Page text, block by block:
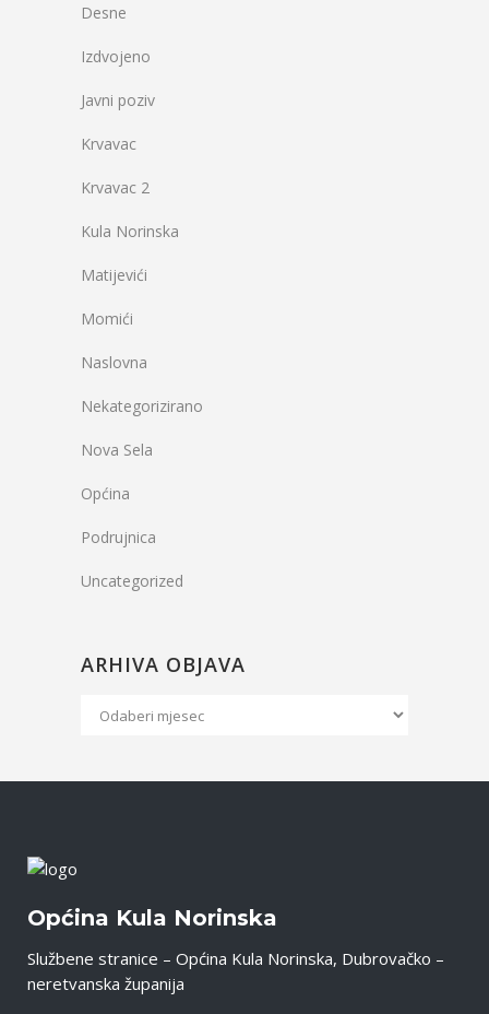
Desne
Izdvojeno
Javni poziv
Krvavac
Krvavac 2
Kula Norinska
Matijevići
Momići
Naslovna
Nekategorizirano
Nova Sela
Općina
Podrujnica
Uncategorized
ARHIVA OBJAVA
Arhiva
Općina Kula Norinska
Službene stranice – Općina Kula Norinska, Dubrovačko –
neretvanska županija